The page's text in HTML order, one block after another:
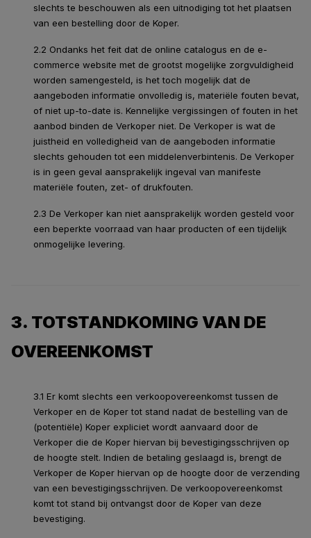
slechts te beschouwen als een uitnodiging tot het plaatsen
van een bestelling door de Koper.
2.2 Ondanks het feit dat de online catalogus en de e-
commerce website met de grootst mogelijke zorgvuldigheid
worden samengesteld, is het toch mogelijk dat de
aangeboden informatie onvolledig is, materiële fouten bevat,
of niet up-to-date is. Kennelijke vergissingen of fouten in het
aanbod binden de Verkoper niet. De Verkoper is wat de
juistheid en volledigheid van de aangeboden informatie
slechts gehouden tot een middelenverbintenis. De Verkoper
is in geen geval aansprakelijk ingeval van manifeste
materiële fouten, zet- of drukfouten.
2.3 De Verkoper kan niet aansprakelijk worden gesteld voor
een beperkte voorraad van haar producten of een tijdelijk
onmogelijke levering.
3. TOTSTANDKOMING VAN DE
OVEREENKOMST
3.1 Er komt slechts een verkoopovereenkomst tussen de
Verkoper en de Koper tot stand nadat de bestelling van de
(potentiële) Koper expliciet wordt aanvaard door de
Verkoper die de Koper hiervan bij bevestigingsschrijven op
de hoogte stelt. Indien de betaling geslaagd is, brengt de
Verkoper de Koper hiervan op de hoogte door de verzending
van een bevestigingsschrijven. De verkoopovereenkomst
komt tot stand bij ontvangst door de Koper van deze
bevestiging.